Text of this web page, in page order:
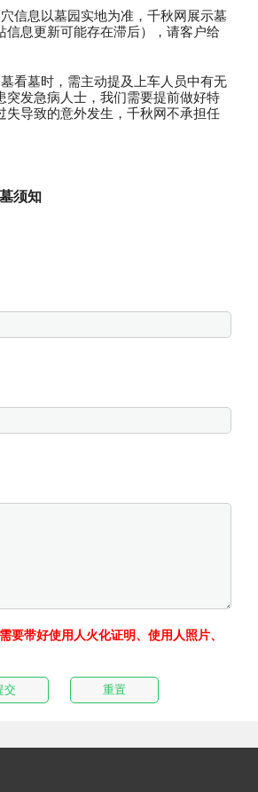
信息以墓园实地为准， 千秋网展示墓
信息更新可能存在滞后），请客户给
看墓时，需主动提及上车人员中有无
突发急病人士，我们需要提前做好特
导致的意外发生， 千秋网不承担任
须知
要带好使用人火化证明、使用人照片、